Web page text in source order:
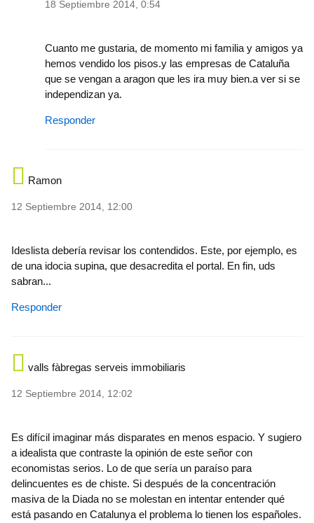
18 Septiembre 2014, 0:54
Cuanto me gustaria, de momento mi familia y amigos ya
hemos vendido los pisos.y las empresas de Cataluña
que se vengan a aragon que les ira muy bien.a ver si se
independizan ya.
Responder
Ramon
12 Septiembre 2014, 12:00
Ideslista debería revisar los contendidos. Este, por ejemplo, es
de una idocia supina, que desacredita el portal. En fin, uds
sabran...
Responder
valls fàbregas serveis immobiliaris
12 Septiembre 2014, 12:02
Es difícil imaginar más disparates en menos espacio. Y sugiero
a idealista que contraste la opinión de este señor con
economistas serios. Lo de que sería un paraíso para
delincuentes es de chiste. Si después de la concentración
masiva de la Diada no se molestan en intentar entender qué
está pasando en Catalunya el problema lo tienen los españoles.